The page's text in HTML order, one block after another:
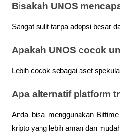
Bisakah UNOS
Sangat sulit tanpa adopsi besar
Apakah UNOS cocok
Lebih cocok sebagai aset
Apa alternatif platform
Anda bisa menggunakan
kripto yang lebih aman dan